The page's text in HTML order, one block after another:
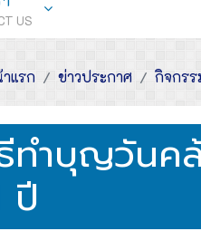
US
แรก ข่าวประกาศ กิจกรร
ทำบุญวันค
ปี